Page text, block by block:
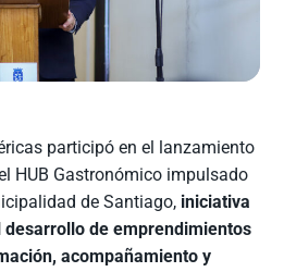
participó en el lanzamiento
HUB Gastronómico impulsado
de Santiago, iniciativa
de emprendimientos
acompañamiento y